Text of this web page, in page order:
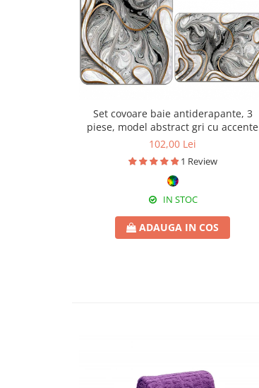
Set covoare baie antiderapante, 3
piese, model abstract gri cu accente
aurii
102,00 Lei
1 Review
IN STOC
ADAUGA IN COS